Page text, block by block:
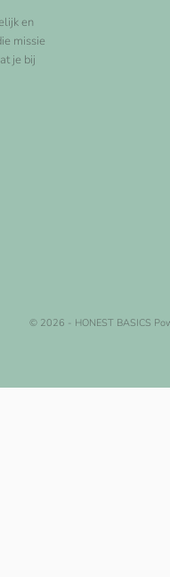
en
missie
je bij
© 2026 - HONEST BASICS